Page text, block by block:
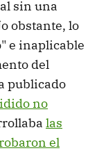
sin una
obstante, lo
e inaplicable
del
publicado
no
las
el